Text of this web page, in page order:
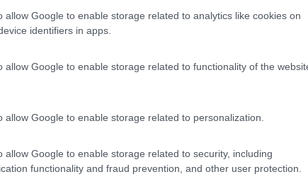
allow Google to enable storage related to analytics like cookies on
identifiers in apps.
allow Google to enable storage related to functionality of the
allow Google to enable storage related to personalization.
allow Google to enable storage related to security, including
functionality and fraud prevention, and other user protection.
batterie scollegate e mi dava una tensione di 11,95 volt su entrambe,
dell'MT50 mandava in blocco il regolatore.